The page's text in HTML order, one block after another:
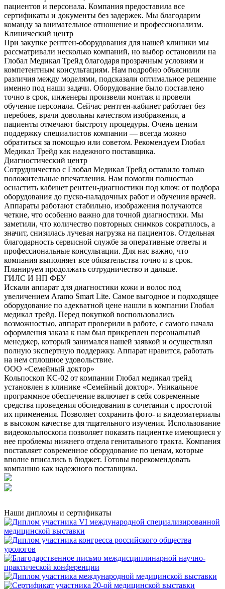
пациентов и персонала. Компания предоставила все
сертификаты и документы без задержек. Мы благодарим
команду за внимательное отношение и профессионализм.
Клинический центр
При закупке рентген-оборудования для нашей клиники мы
рассматривали несколько компаний, но выбор остановили на
Глобал Медикал Трейд благодаря прозрачным условиям и
компетентным консультациям. Нам подробно объяснили
различия между моделями, подсказали оптимальное решение
именно под наши задачи. Оборудование было поставлено
точно в срок, инженеры произвели монтаж и провели
обучение персонала. Сейчас рентген-кабинет работает без
перебоев, врачи довольны качеством изображения, а
пациенты отмечают быстроту процедуры. Очень ценим
поддержку специалистов компании — всегда можно
обратиться за помощью или советом. Рекомендуем Глобал
Медикал Трейд как надежного поставщика.
Диагностический центр
Сотрудничество с Глобал Медикал Трейд оставило только
положительные впечатления. Нам помогли полностью
оснастить кабинет рентген-диагностики под ключ: от подбора
оборудования до пуско-наладочных работ и обучения врачей.
Аппараты работают стабильно, изображения получаются
четкие, что особенно важно для точной диагностики. Мы
заметили, что количество повторных снимков сократилось, а
значит, снизилась лучевая нагрузка на пациентов. Отдельная
благодарность сервисной службе за оперативные ответы и
профессиональные консультации. Для нас важно, что
компания выполняет все обязательства точно и в срок.
Планируем продолжать сотрудничество и дальше.
ГИЛС И НП ФБУ
Искали аппарат для диагностики кожи и волос под
увеличением Aramo Smart Lite. Самое выгодное и подходящее
оборудование по адекватной цене нашли в компании Глобал
медикал трейд. Перед покупкой воспользовались
возможностью, аппарат проверили в работе, с самого начала
оформления заказа к нам был прикреплен персональный
менеджер, который занимался нашей заявкой и осуществлял
полную экспертную поддержку. Аппарат нравится, работать
на нем сплошное удовольствие.
ООО «Семейный доктор»
Кольпоскоп КС-02 от компании Глобал медикал трейд
установлен в клинике «Семейный доктор». Уникальное
программное обеспечение включает в себя современные
средства проведения обследования в сочетании с простотой
их применения. Позволяет сохранить фото- и видеоматериалы
в высоком качестве для тщательного изучения. Использование
видеокольпоскопа позволяет показать пациентке имеющиеся у
нее проблемы нижнего отдела генитального тракта. Компания
поставляет современное оборудование по ценам, которые
вполне вписались в бюджет. Готовы порекомендовать
компанию как надежного поставщика.
Наши дипломы и сертификаты